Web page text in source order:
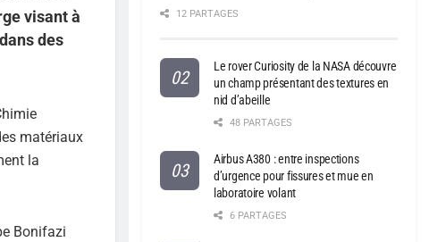
visant à
des
matériaux
la
Bonifazi
12 PARTAGES
Le rover Curiosity de la NASA découvre
un champ présentant des textures en
nid d’abeille
48 PARTAGES
Airbus A380 : entre inspections
d’urgence pour fissures et mue en
laboratoire volant
6 PARTAGES